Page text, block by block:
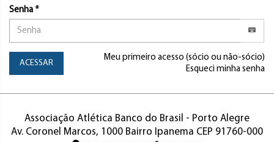
Senha *
ACESSAR
Meu primeiro acesso (sócio ou não-sócio)
Esqueci minha senha
Associação Atlética Banco do Brasil - Porto Alegre
Av. Coronel Marcos, 1000 Bairro Ipanema CEP 91760-000